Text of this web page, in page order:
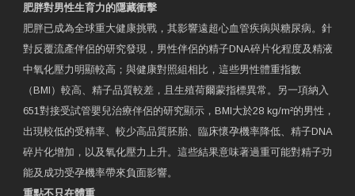
肥胖對男性生育力的隱藏衝擊
肥胖已成為全球重大健康挑戰，其影響遠超心血管疾病與糖尿病。針
對反覆流產伴侶的研究發現，男性伴侶的精子DNA碎片化程度及精液
中氧化壓力明顯較高；與健康對照組相比，這些男性體重指數
（BMI）較高、精子品質較差，且生殖荷爾蒙指標異常。另一項納入
651對接受試管嬰兒治療伴侶的研究顯示，BMI大於28 kg/m²的男性，
出現較低的受精率、較少高品質胚胎、臨床懷孕機率降低、精子DNA
碎片化增加，以及氧化壓力上升。這些結果意味著過重可能對精子功
能及成功受孕機率帶來負面影響。
重點不只在體重